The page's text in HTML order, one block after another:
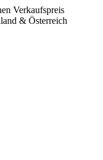
Verkaufspreis
& Österreich